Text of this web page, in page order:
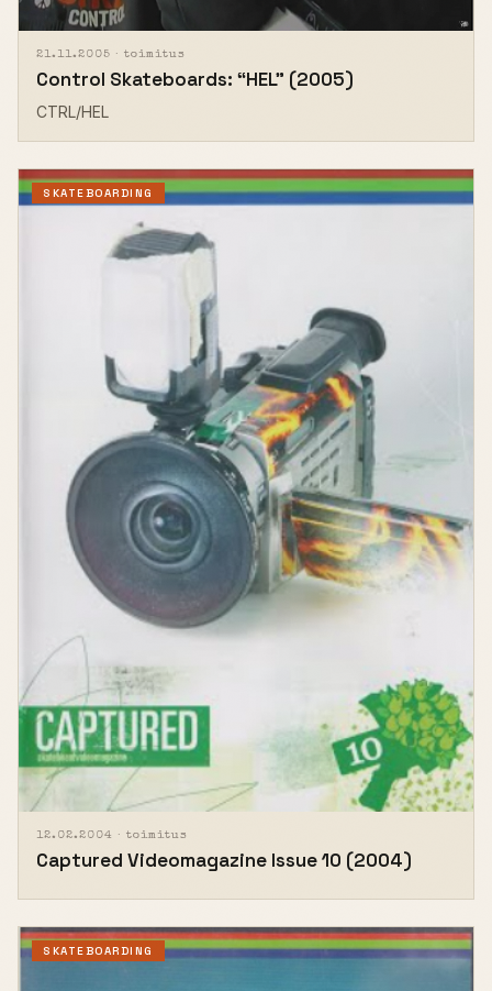
21.11.2005 · toimitus
Control Skateboards: “HEL” (2005)
CTRL/HEL
SKATEBOARDING
12.02.2004 · toimitus
Captured Videomagazine Issue 10 (2004)
SKATEBOARDING